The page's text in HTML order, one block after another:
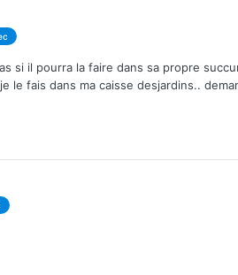
si il pourra la faire dans sa propre
fais dans ma caisse desjardins..